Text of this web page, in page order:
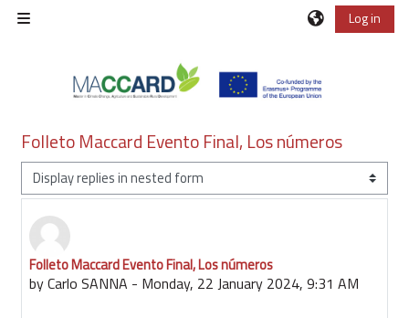
Skip to main content
Log in
Folleto Maccard Evento Final, Los números
Display mode
Folleto Maccard Evento Final, Los números
byCarlo SANNA - Monday, 22 January 2024, 9:31 AM
Number of replies: 0